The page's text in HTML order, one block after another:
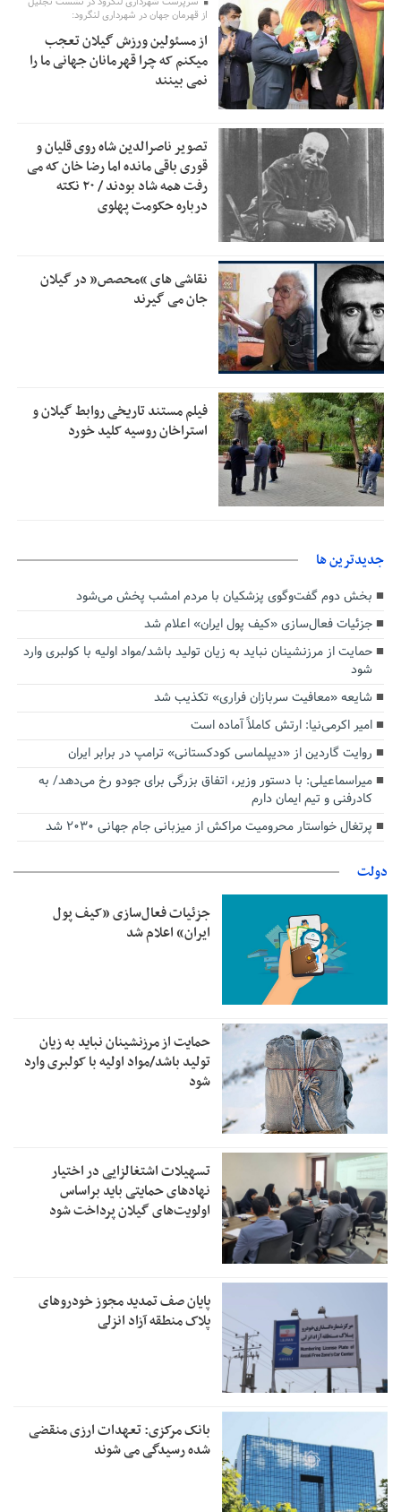
اولویت‌های گیلان پرداخت شود
2:53
زمان جلسه سرنوشت‌ساز هیات رئیسه فدراسیون فوتبال با حضور
قلعه‌نویی مشخص شد
2:50
دفتر رهبر انقلاب: مطالب خارج از مراجع رسمی فاقد سندیت
2:46
بقائی: فضای مذاکرات فنی و سیاسی ایران و عمان درباره تنگه
هرمز، مثبت است
رئیس سازمان جهاد کشاورزی استان: کشاورزان گیلان نسبت به
دریافت یارانه کود اقدام کنند
1:00 تمدید مهلت اظهارنامه‌های مالیاتی سال ۱۴۰۴ تا پایان شهریورماه
از قهرمان جهان در شهرداری لنگرود:
از مسئولین ورزش گیلان تعجب
میکنم که چرا قهرمانان جهانی ما را
نمی بینند
تصویر ناصرالدین شاه روی قلیان و
قوری باقی مانده اما رضا خان که می
رفت همه شاد بودند / ۲۰ نکته
درباره حکومت پهلوی
نقاشی های “محصص” در گیلان
جان می گیرند
فیلم مستند تاریخی روابط گیلان و
استراخان روسیه کلید خورد
جديدترين ها
بخش دوم گفت‌وگوی پزشکیان با مردم امشب پخش می‌شود
جزئیات فعال‌سازی «کیف پول ایران» اعلام شد
حمایت از مرزنشینان نباید به زیان تولید باشد/مواد اولیه با کولبری وارد
شود
شایعه «معافیت سربازان فراری» تکذیب شد
امیر اکرمی‌نیا: ارتش کاملاً آماده است
روایت گاردین از «دیپلماسی کودکستانی» ترامپ در برابر ایران
میراسماعیلی: با دستور وزیر، اتفاق بزرگی برای جودو رخ می‌دهد/ به
کادرفنی و تیم ایمان دارم
پرتغال خواستار محرومیت مراکش از میزبانی جام جهانی ۲۰۳۰ شد
دولت
جزئیات فعال‌سازی «کیف پول
ایران» اعلام شد
حمایت از مرزنشینان نباید به زیان
تولید باشد/مواد اولیه با کولبری وارد
شود
تسهیلات اشتغالزایی در اختیار
نهادهای حمایتی باید براساس
اولویت‌های گیلان پرداخت شود
پایان صف تمدید مجوز خودروهای
پلاک منطقه آزاد انزلی
بانک مرکزی: تعهدات ارزی منقضی
شده رسیدگی می شوند